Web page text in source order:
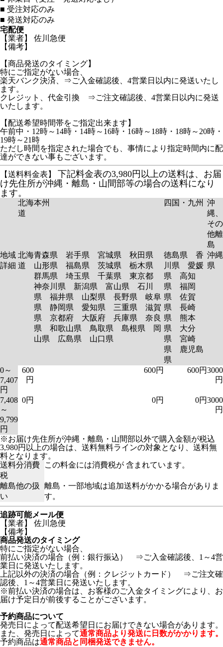
■ 受注対応のみ
■ 発送対応のみ
宅配便
【業者】 佐川急便
【備考】
【商品発送のタイミング】
特にご指定がない場合、
楽天バンク決済、⇒ご入金確認後、4営業日以内に発送いたし
ます。
クレジット、代金引換 ⇒ご注文確認後、4営業日以内に発送
いたします。
【配送希望時間帯をご指定出来ます】
午前中・12時～14時・14時～16時・16時～18時・18時～20時・
19時～21時
ただし時間を指定された場合でも、事情により指定時間内に配
達ができない事もございます。
【送料料金表】
下記料金表の3,980円以上の送料は、お届
け先住所が沖縄・離島・山間部等の場合の送料になり
ます。
北海
道
本州 四国・九州 沖
縄、
その
他離
島
地域
詳細
北海
道
青森県 岩手県 宮城県 秋田県
山形県 福島県 茨城県 栃木県
群馬県 埼玉県 千葉県 東京都
神奈川県 新潟県 富山県 石川
県 福井県 山梨県 長野県 岐阜
県 静岡県 愛知県 三重県 滋賀
県 京都府 大阪府 兵庫県 奈良
県 和歌山県 鳥取県 島根県 岡
山県 広島県 山口県
徳島県 香
川県 愛媛
県 高知
県 福岡
県 佐賀
県 長崎
県 熊本
県 大分
県 宮崎
県 鹿児島
県
沖縄
県
0～
7,407
円
600
円
600円 600円3000
円
7,408
～
9,799
円
0円 0円 0円3000
円
※お届け先住所が沖縄・離島・山間部以外で購入金額が税込
3,980円以上の場合は、送料無料ラインの対象となり、送料無
料となります。
送料分消費
税
この料金には消費税が 含まれています。
離島他の扱
い
離島・一部地域は追加送料がかかる場合がありま
す。
追跡可能メール便
【業者】 佐川急便
【備考】
商品発送のタイミング
特にご指定がない場合、
前払い決済の場合（例：銀行振込） ⇒ご入金確認後、1～4営
業日に発送いたします。
上記以外の決済の場合（例：クレジットカード） ⇒ご注文確
認後、1～4営業日に発送いたします。
※前払い決済の場合は、お客様のご入金タイミングにより、お
届け予定日が前後することがございます。
予約商品について
発売日によって配送希望日にお届けできない場合があります。
また、発売日によって通常商品より発送に日数がかかります。
予約商品は通常商品と同梱発送できません。